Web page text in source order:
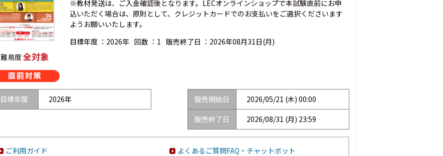
難易度全対象
※教材発送は、ご入金確認後となります。LECオンラインショップで本試験直前にお申
込いただく場合は、原則として、クレジットカードでのお支払いをご選択くださいます
ようお願いいたします。
目標年度 ： 2026年 回数 ： 1 販売終了日 ： 2026年08月31日(月)
目標年度 2026年 販売開始日
2026/05/21 (木) 00:00
販売終了日
2026/08/31 (月) 23:59
ご利用ガイド
よくあるご質問FAQ・チャットボット